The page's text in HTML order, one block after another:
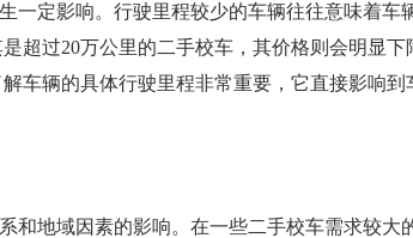
一定影响。行驶里程较少的车辆往往意味着车
超过20万公里的二手校车，其价格则会明显
车辆的具体行驶里程非常重要，它直接影响到
和地域因素的影响。在一些二手校车需求较大